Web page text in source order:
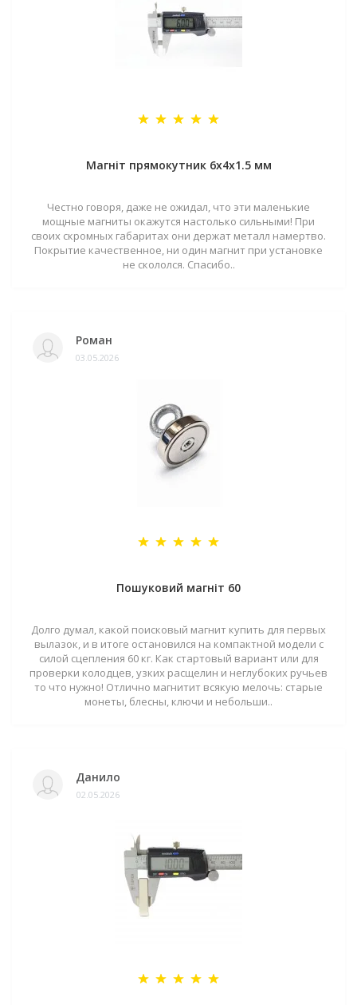
Магніт прямокутник 6х4х1.5 мм
Честно говоря, даже не ожидал, что эти маленькие
мощные магниты окажутся настолько сильными! При
своих скромных габаритах они держат металл намертво.
Покрытие качественное, ни один магнит при установке
не скололся. Спасибо..
Роман
03.05.2026
Пошуковий магніт 60
Долго думал, какой поисковый магнит купить для первых
вылазок, и в итоге остановился на компактной модели с
силой сцепления 60 кг. Как стартовый вариант или для
проверки колодцев, узких расщелин и неглубоких ручьев
то что нужно! Отлично магнитит всякую мелочь: старые
монеты, блесны, ключи и небольши..
Данило
02.05.2026